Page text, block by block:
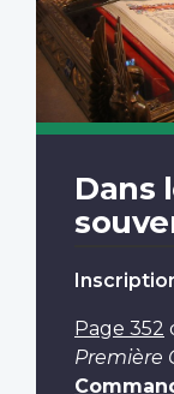
Dans
Page 352
Première